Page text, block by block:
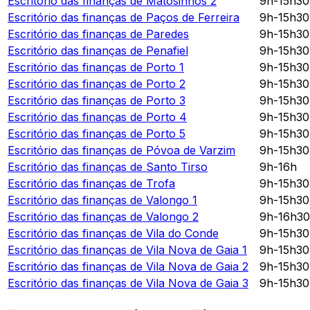
Escritório das finanças de Paços de Ferreira
9h-
Escritório das finanças de Paredes
9h-
Escritório das finanças de Penafiel
9h-
Escritório das finanças de Porto 1
9h-
Escritório das finanças de Porto 2
9h-
Escritório das finanças de Porto 3
9h-
Escritório das finanças de Porto 4
9h-
Escritório das finanças de Porto 5
9h-
Escritório das finanças de Póvoa de Varzim
9h-
Escritório das finanças de Santo Tirso
9h-16h
Escritório das finanças de Trofa
9h-
Escritório das finanças de Valongo 1
9h-
Escritório das finanças de Valongo 2
9h-
Escritório das finanças de Vila do Conde
9h-
Escritório das finanças de Vila Nova de Gaia 1
9h-
Escritório das finanças de Vila Nova de Gaia 2
9h-
Escritório das finanças de Vila Nova de Gaia 3 9h-